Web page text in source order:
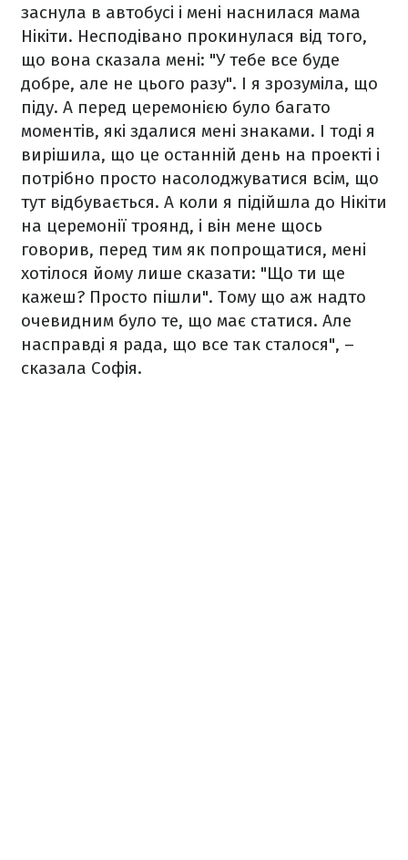
заснула в автобусі і мені наснилася мама
Нікіти. Несподівано прокинулася від того,
що вона сказала мені: "У тебе все буде
добре, але не цього разу". І я зрозуміла, що
піду. А перед церемонією було багато
моментів, які здалися мені знаками. І тоді я
вирішила, що це останній день на проекті і
потрібно просто насолоджуватися всім, що
тут відбувається. А коли я підійшла до Нікіти
на церемонії троянд, і він мене щось
говорив, перед тим як попрощатися, мені
хотілося йому лише сказати: "Що ти ще
кажеш? Просто пішли". Тому що аж надто
очевидним було те, що має статися. Але
насправді я рада, що все так сталося", –
сказала Софія.